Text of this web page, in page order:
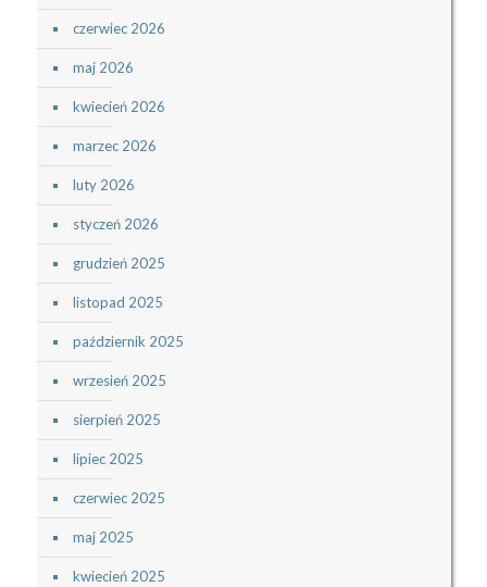
czerwiec 2026
maj 2026
kwiecień 2026
marzec 2026
luty 2026
styczeń 2026
grudzień 2025
listopad 2025
październik 2025
wrzesień 2025
sierpień 2025
lipiec 2025
czerwiec 2025
maj 2025
kwiecień 2025